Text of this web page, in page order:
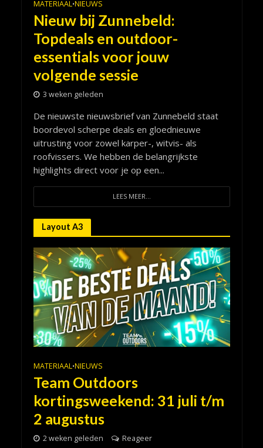
MATERIAAL•NIEUWS
Nieuw bij Zunnebeld:
Topdeals en outdoor-
essentials voor jouw
volgende sessie
3 weken geleden
De nieuwste nieuwsbrief van Zunnebeld staat
boordevol scherpe deals en gloednieuwe
uitrusting voor zowel karper-, witvis- als
roofvissers. We hebben de belangrijkste
highlights direct voor je op een...
LEES MEER...
Layout A3
MATERIAAL•NIEUWS
Team Outdoors
kortingsweekend: 31 juli t/m
2 augustus
2 weken geleden Reageer